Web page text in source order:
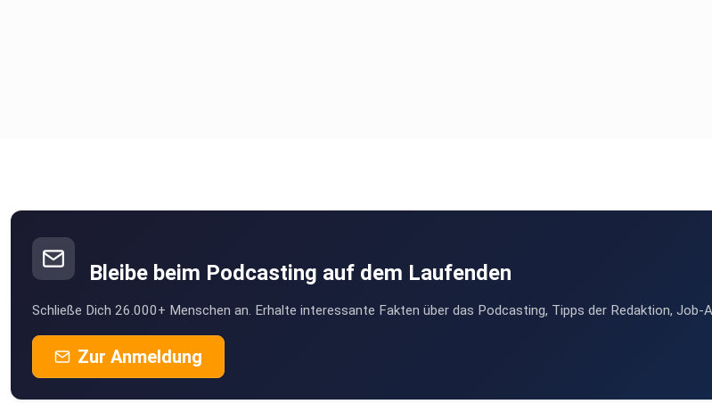
Bleibe beim Podcasting auf dem Laufenden
Schließe Dich 26.000+ Menschen an. Erhalte interessante Fakten über das Podcasting, Tipps der Redaktion, Job-
Zur Anmeldung